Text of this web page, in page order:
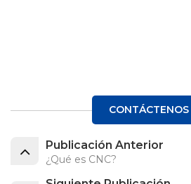
CONTÁCTENOS
Publicación Anterior
¿Qué es CNC?